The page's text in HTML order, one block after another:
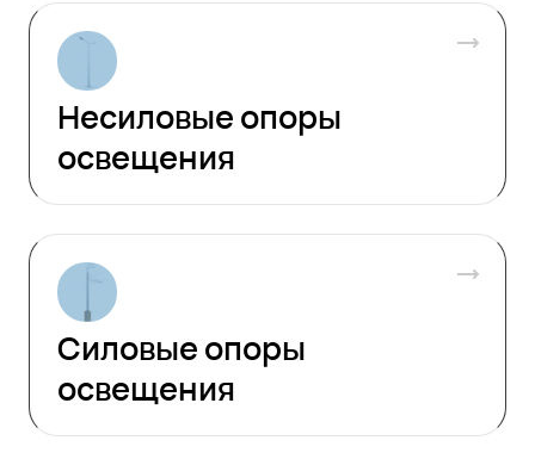
Несиловые опоры
освещения
Силовые опоры
освещения